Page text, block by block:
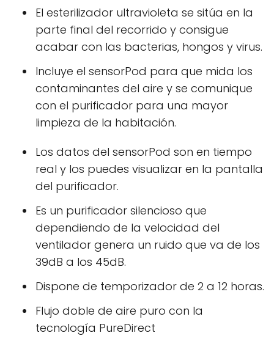
El esterilizador ultravioleta se sitúa en la
parte final del recorrido y consigue
acabar con las bacterias, hongos y virus.
Incluye el sensorPod para que mida los
contaminantes del aire y se comunique
con el purificador para una mayor
limpieza de la habitación.
Los datos del sensorPod son en tiempo
real y los puedes visualizar en la pantalla
del purificador.
Es un purificador silencioso que
dependiendo de la velocidad del
ventilador genera un ruido que va de los
39dB a los 45dB.
Dispone de temporizador de 2 a 12 horas.
Flujo doble de aire puro con la
tecnología PureDirect